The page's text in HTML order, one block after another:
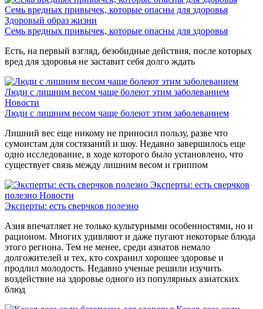
Семь вредных привычек, которые опасны для здоровья
Здоровый образ жизни
Семь вредных привычек, которые опасны для здоровья
Есть, на первый взгляд, безобидные действия, после которых
вред для здоровья не заставит себя долго ждать
Люди с лишним весом чаще болеют этим заболеванием
Новости
Люди с лишним весом чаще болеют этим заболеванием
Лишний вес еще никому не приносил пользу, разве что
сумоистам для состязаний и шоу. Недавно завершилось еще
одно исследование, в ходе которого было установлено, что
существует связь между лишним весом и гриппом
Эксперты: есть сверчков
полезно Новости
Эксперты: есть сверчков полезно
Азия впечатляет не только культурными особенностями, но и
рационом. Многих удивляют и даже пугают некоторые блюда
этого региона. Тем не менее, среди азиатов немало
долгожителей и тех, кто сохранил хорошее здоровье и
продлил молодость. Недавно ученые решили изучить
воздействие на здоровье одного из популярных азиатских
блюд